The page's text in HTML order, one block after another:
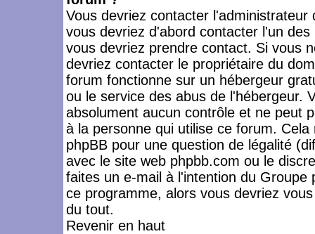
Vous devriez contacter
vous devriez d'abord contacter l'un
vous devriez prendre contact. Si vous
devriez contacter le propriétaire du
forum fonctionne sur un hébergeur
ou le service des abus de l'hébergeur.
absolument aucun contrôle et ne peut
à la personne qui utilise ce forum.
phpBB pour une question de légalité
avec le site web phpbb.com ou le
faites un e-mail à l'intention du
ce programme, alors vous devriez
du tout.
Revenir en haut